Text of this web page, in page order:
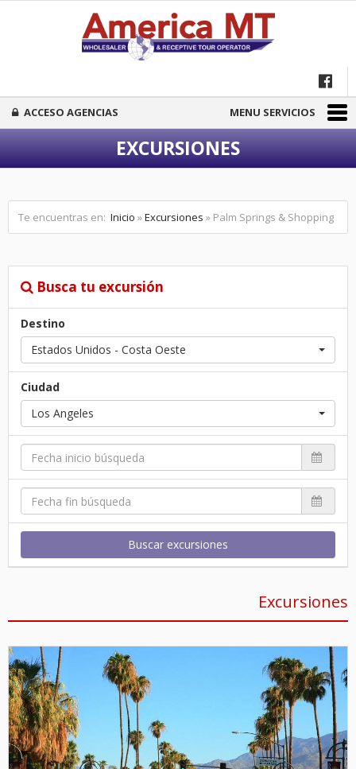
ACCESO AGENCIAS MENU SERVICIOS
EXCURSIONES
Te encuentras en: Inicio »Excursiones » Palm Springs & Shopping
Busca tu excursión
Destino
Estados Unidos - Costa Oeste
Ciudad
Los Angeles
Buscar excursiones
Excursiones